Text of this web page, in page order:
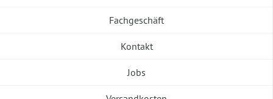
Fachgeschäft
Kontakt
Jobs